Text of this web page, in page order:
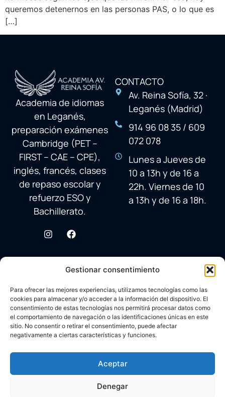
Gestionar consentimiento
Para ofrecer las mejores experiencias, utilizamos tecnologías como las
cookies para almacenar y/o acceder a la información del dispositivo. El
consentimiento de estas tecnologías nos permitirá procesar datos como
el comportamiento de navegación o las identificaciones únicas en este
sitio. No consentir o retirar el consentimiento, puede afectar
negativamente a ciertas características y funciones.
Aceptar
Denegar
queremos detenernos en las personas PAS, o lo que es
[…]
Academia de idiomas
en Leganés,
preparación exámenes
Cambridge (PET –
FIRST – CAE – CPE),
inglés, francés, clases
de repaso escolar y
refuerzo ESO y
Bachillerato.
CONTACTO
Av. Reina Sofía, 32 ·
Leganés (Madrid)
914 96 08 35 / 609
072 078
Lunes a Jueves de
10 a 13h y de 16 a
22h. Viernes de 10
a 13h y de 16 a 18h.
Carlos Corral
Brandy&Co